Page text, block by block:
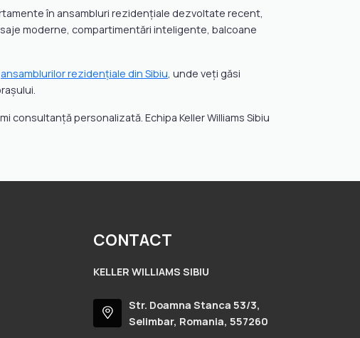
în ansambluri rezidențiale dezvoltate recent,
moderne, compartimentări inteligente, balcoane
ansamblurilor rezidențiale din Sibiu, unde veți găsi
personalizată. Echipa Keller Williams Sibiu
CONTACT
KELLER WILLIAMS SIBIU
Str. Doamna Stanca 53/3,
Selimbar, Romania, 557260